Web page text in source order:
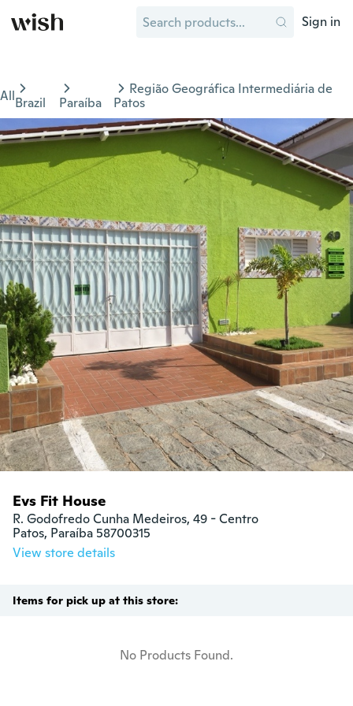
Sign in
AllBrazil Paraíba
Região Geográfica Intermediária de
Patos
Evs Fit House
R. Godofredo Cunha Medeiros, 49 - Centro
Patos, Paraíba 58700315
View store details
Items for pick up at this store:
No Products Found.